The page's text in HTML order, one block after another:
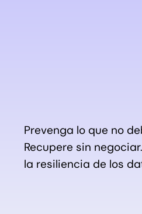
Prevenga lo que no
Recupere sin
la resiliencia de los